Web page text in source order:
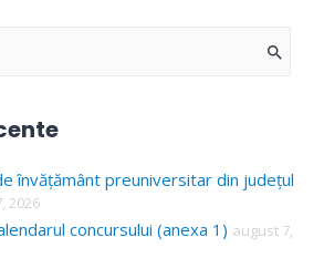
învățământ preuniversitar din județul
2026
concursului (anexa 1) august 7,